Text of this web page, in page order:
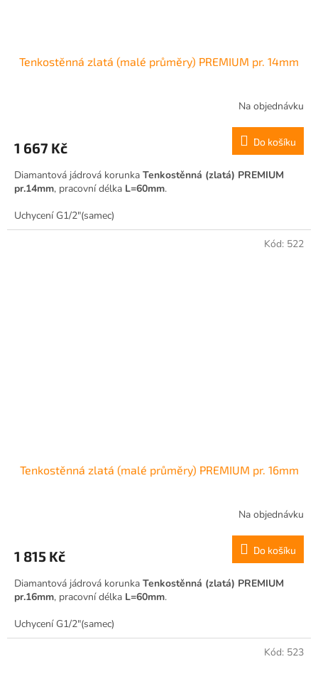
Tenkostěnná zlatá (malé průměry) PREMIUM pr. 14mm
Na objednávku
1 667 Kč Do košíku
Diamantová jádrová korunka Tenkostěnná (zlatá) PREMIUM
pr.14mm, pracovní délka L=60mm.
Uchycení G1/2"(samec)
Tenkostěnná zlatá (malé průměry) PREMIUM pr. 16mm
Na objednávku
1 815 Kč Do košíku
Diamantová jádrová korunka Tenkostěnná (zlatá) PREMIUM
pr.16mm, pracovní délka L=60mm.
Uchycení G1/2"(samec)
Kód: 522
Kód: 523